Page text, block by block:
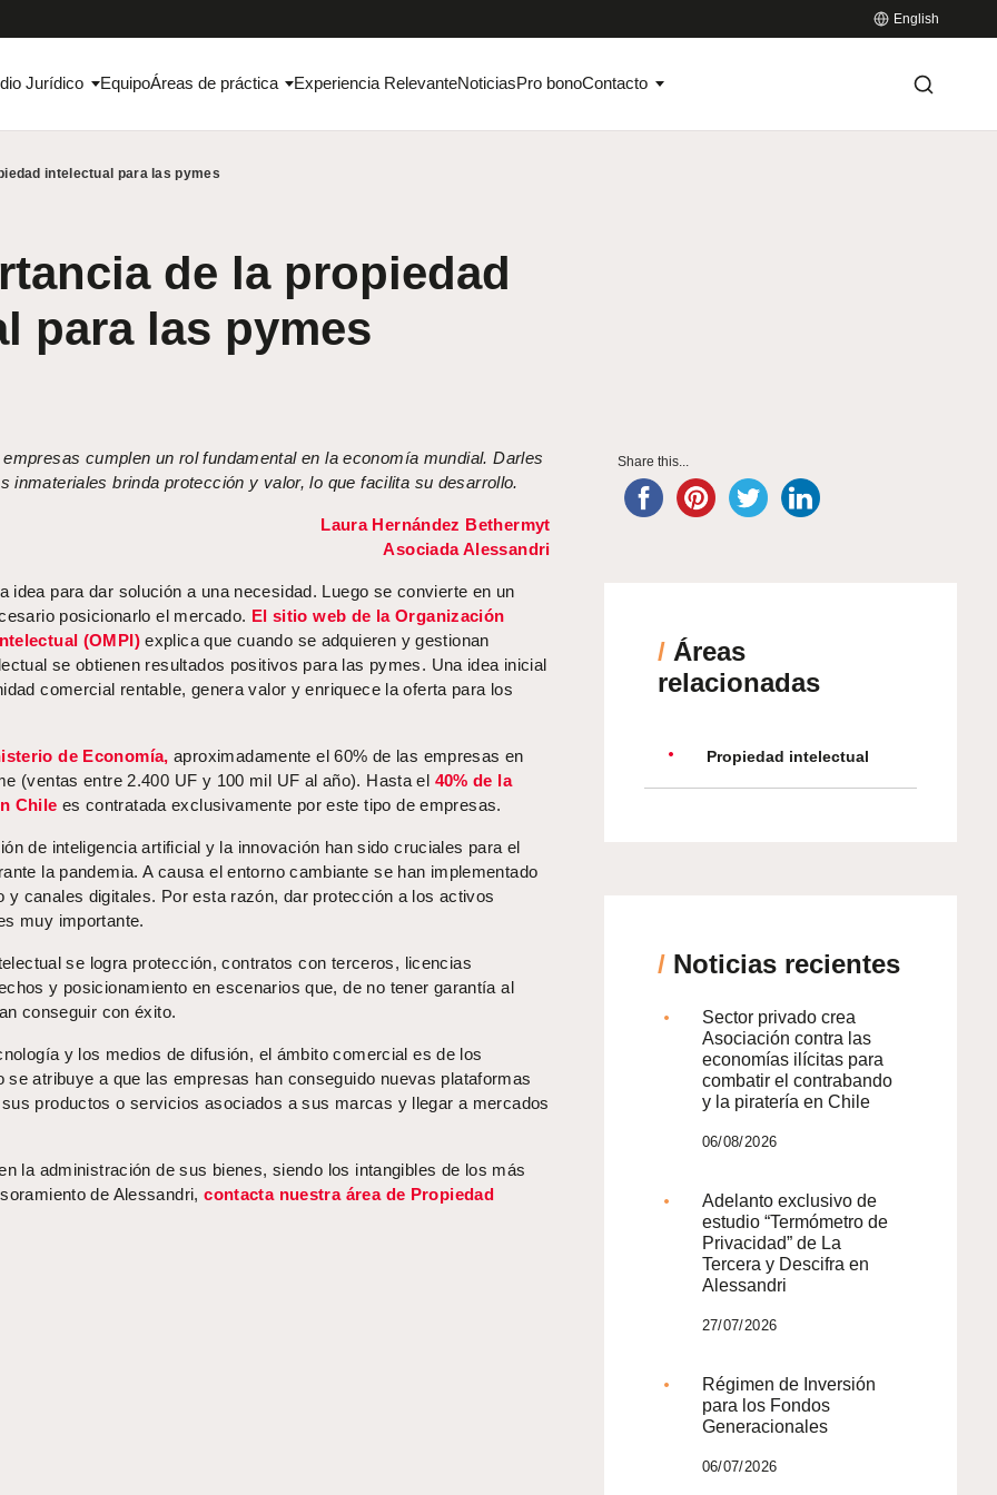
English
Jurídico EquipoÁreas de práctica Experiencia RelevanteNoticiasPro bonoContacto
intelectual para las pymes
de la propiedad
para las pymes
cumplen un rol fundamental en la economía mundial.Darles
inmateriales brinda protección y valor, lo que facilita su desarrollo.
Laura Hernández Bethermyt
Asociada Alessandri
idea para dar solución a una necesidad. Luego se convierte en un
posicionarlo el mercado. El sitio web de la Organización
(OMPI)explica que cuando se adquieren y gestionan
se obtienen resultados positivos para las pymes. Una idea inicial
comercial rentable, genera valor y enriquece la oferta para los
de Economía, aproximadamente el 60% de las empresas en
(ventas entre 2.400 UF y 100 mil UF al año). Hasta el 40% de la
Chile es contratada exclusivamente por este tipo de empresas.
de inteligencia artificial y la innovación han sido cruciales para el
la pandemia. A causa el entorno cambiante se han implementado
y canales digitales. Por esta razón, dar protección a los activos
muy importante.
se logra protección, contratos con terceros, licencias
y posicionamiento en escenarios que, de no tener garantía al
conseguir con éxito.
y los medios de difusión, el ámbito comercial es de los
atribuye a que las empresas han conseguido nuevas plataformas
productos o servicios asociados a sus marcas y llegar a mercados
la administración de sus bienes, siendo los intangibles de los más
de Alessandri,contacta nuestra área de Propiedad
Share this...
/Áreas
relacionadas
Propiedad intelectual
/Noticias recientes
Sector privado crea
Asociación contra las
economías ilícitas para
combatir el contrabando
y la piratería en Chile
06/08/2026
Adelanto exclusivo de
estudio “Termómetro de
Privacidad” de La
Tercera y Descifra en
Alessandri
27/07/2026
Régimen de Inversión
para los Fondos
Generacionales
06/07/2026